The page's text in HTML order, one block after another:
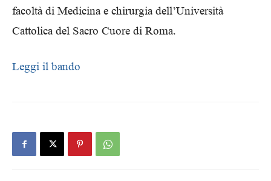
facoltà di Medicina e chirurgia dell’Università
Cattolica del Sacro Cuore di Roma.
Leggi il bando